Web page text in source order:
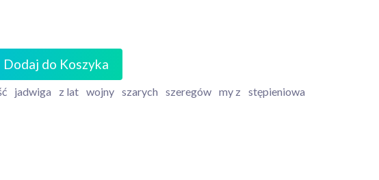
Dodaj do Koszyka
jadwiga z lat wojny szarych szeregów my z stępieniowa